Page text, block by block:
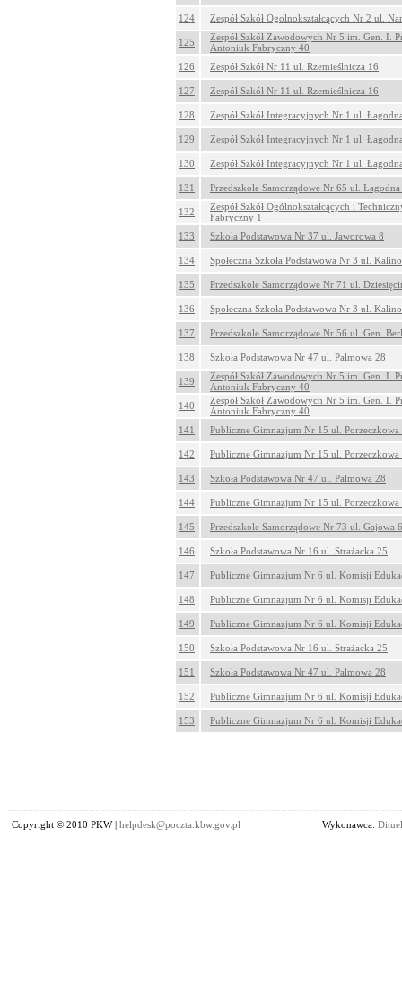
124 Zespół Szkół Ogolnokształcących Nr 2 ul.
125
Zespół Szkół Zawodowych Nr 5 im. Gen. I.
Antoniuk Fabryczny 40
126
Zespół Szkół Nr 11 ul. Rzemieślnicza 16
127 Zespół Szkół Nr 11 ul. Rzemieślnicza 16
128 Zespół Szkół Integracyjnych Nr 1 ul.
129 Zespół Szkół Integracyjnych Nr 1 ul.
130 Zespół Szkół Integracyjnych Nr 1 ul.
131 Przedszkole Samorządowe Nr 65 ul.
132
Zespół Szkół Ogólnokształcących i
Fabryczny 1
133
Szkoła Podstawowa Nr 37 ul. Jaworowa 8
134 Społeczna Szkoła Podstawowa Nr 3 ul.
135 Przedszkole Samorządowe Nr 71 ul.
136 Społeczna Szkoła Podstawowa Nr 3 ul.
137 Przedszkole Samorządowe Nr 56 ul. Gen.
138 Szkoła Podstawowa Nr 47 ul. Palmowa 28
139
Zespół Szkół Zawodowych Nr 5 im. Gen. I.
Antoniuk Fabryczny 40
140
Zespół Szkół Zawodowych Nr 5 im. Gen. I.
Antoniuk Fabryczny 40
141
Publiczne Gimnazjum Nr 15 ul. Porzeczkowa
142 Publiczne Gimnazjum Nr 15 ul. Porzeczkowa
143 Szkoła Podstawowa Nr 47 ul. Palmowa 28
144 Publiczne Gimnazjum Nr 15 ul. Porzeczkowa
145 Przedszkole Samorządowe Nr 73 ul. Gajowa
146 Szkoła Podstawowa Nr 16 ul. Strażacka 25
147 Publiczne Gimnazjum Nr 6 ul. Komisji
148 Publiczne Gimnazjum Nr 6 ul. Komisji
149 Publiczne Gimnazjum Nr 6 ul. Komisji
150 Szkoła Podstawowa Nr 16 ul. Strażacka 25
151 Szkoła Podstawowa Nr 47 ul. Palmowa 28
152 Publiczne Gimnazjum Nr 6 ul. Komisji
153 Publiczne Gimnazjum Nr 6 ul. Komisji
Copyright © 2010 PKW | helpdesk@poczta.kbw.gov.pl Wykonawca: